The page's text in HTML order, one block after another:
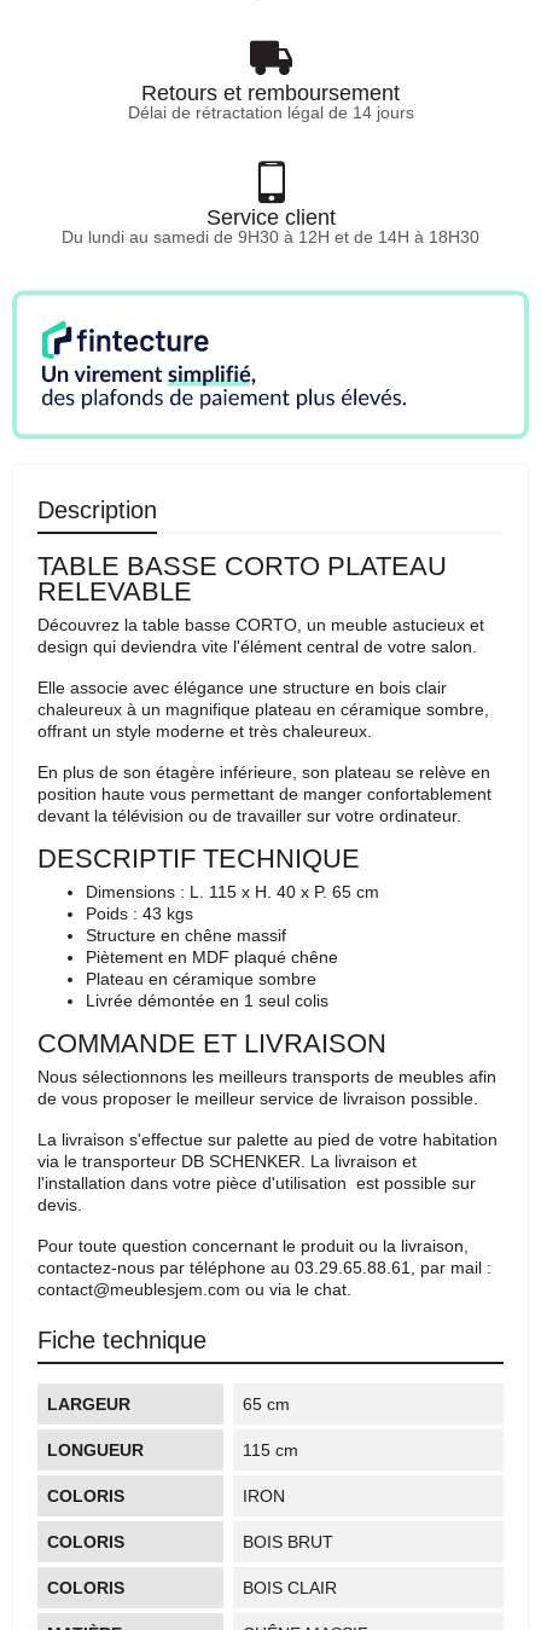
Retours et remboursement
Délai de rétractation légal de 14 jours
Service client
Du lundi au samedi de 9H30 à 12H et de 14H à 18H30
Description
TABLE BASSE CORTO PLATEAU
RELEVABLE
Découvrez la table basse CORTO, un meuble astucieux et
design qui deviendra vite l'élément central de votre salon.
Elle associe avec élégance une structure en bois clair
chaleureux à un magnifique plateau en céramique sombre,
offrant un style moderne et très chaleureux.
En plus de son étagère inférieure, son plateau se relève en
position haute vous permettant de manger confortablement
devant la télévision ou de travailler sur votre ordinateur.
DESCRIPTIF TECHNIQUE
Dimensions : L. 115 x H. 40 x P. 65 cm
Poids : 43 kgs
Structure en chêne massif
Piètement en MDF plaqué chêne
Plateau en céramique sombre
Livrée démontée en 1 seul colis
COMMANDE ET LIVRAISON
Nous sélectionnons les meilleurs transports de meubles afin
de vous proposer le meilleur service de livraison possible.
La livraison s'effectue sur palette au pied de votre habitation
via le transporteur DB SCHENKER. La livraison et
l'installation dans votre pièce d'utilisation est possible sur
devis.
Pour toute question concernant le produit ou la livraison,
contactez-nous par téléphone au 03.29.65.88.61, par mail :
contact@meublesjem.com ou via le chat.
Fiche technique
LARGEUR 65 cm
LONGUEUR 115 cm
COLORIS IRON
COLORIS BOIS BRUT
COLORIS BOIS CLAIR